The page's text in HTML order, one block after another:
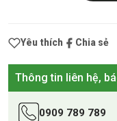
Yêu thích Chia sẻ
Thông tin liên hệ,
0909 789 789